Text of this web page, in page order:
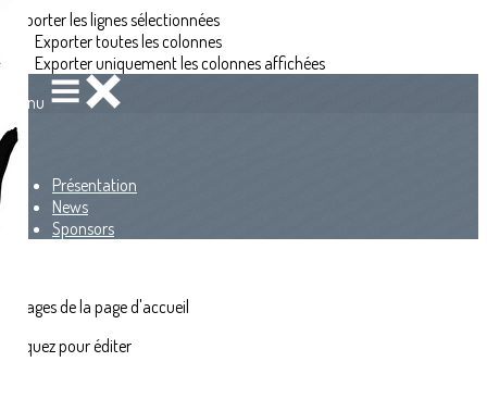
Exporter les lignes sélectionnées
Exporter toutes les colonnes
Exporter uniquement les colonnes affichées
Menu
<
>
Présentation
News
Sponsors
Images de la page d'accueil
Cliquez pour éditer